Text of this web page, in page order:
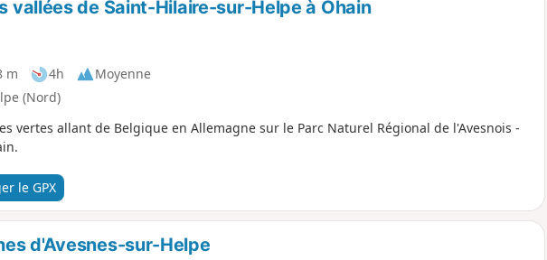
vallées de Saint-Hilaire-sur-Helpe à Ohain
m 4h
Moyenne
(Nord)
vertes allant de Belgique en Allemagne sur le Parc Naturel Régional de l'Avesnois -
le GPX
d'Avesnes-sur-Helpe